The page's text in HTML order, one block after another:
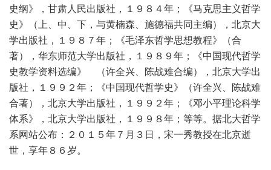
史纲》，甘肃人民出版社，１９８４年；《马克思主义哲学
史》（上、中、下，与黄楠森、施德福共同主编），北京大
学出版社，１９８７年；《毛泽东哲学思想教程》（合
著），华东师范大学出版社，１９８９年；《中国现代哲学
史教学资料选编》 （许全兴、陈战难合编），北京大学出
版社，１９９２年；《中国现代哲学史》（许全兴、陈战难
合著），北京大学出版社，１９９２年；《邓小平理论科学
体系》，北京大学出版社，１９９８年；等等。据北大哲学
系网站公布：２０１５年７月３日，宋一秀教授在北京逝
世，享年８６岁。